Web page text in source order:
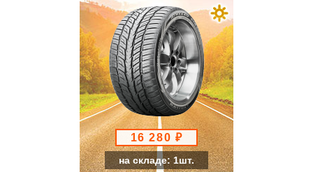
16 280 ₽
на складе: 1шт.